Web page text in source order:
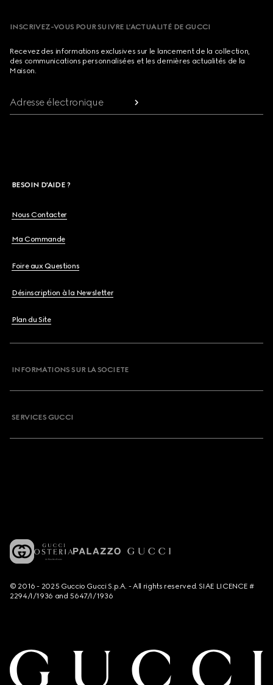
INSCRIVEZ-VOUS POUR SUIVRE L’ACTUALITÉ DE GUCCI
Recevez des informations exclusives sur le lancement de la collection,
des communications personnalisées et les dernières actualités de la
Maison.
Adresse électronique
BESOIN D'AIDE ?
Nous Contacter
Ma Commande
Foire aux Questions
Désinscription à la Newsletter
Plan du Site
INFORMATIONS SUR LA SOCIETE
SERVICES GUCCI
© 2016 - 2025 Guccio Gucci S.p.A. - All rights reserved. SIAE LICENCE #
2294/I/1936 and 5647/I/1936